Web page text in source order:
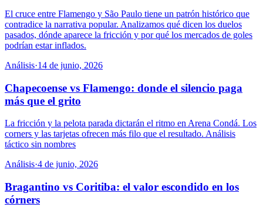
El cruce entre Flamengo y São Paulo tiene un patrón histórico que
contradice la narrativa popular. Analizamos qué dicen los duelos
pasados, dónde aparece la fricción y por qué los mercados de goles
podrían estar inflados.
Análisis·14 de junio, 2026
Chapecoense vs Flamengo: donde el silencio paga
más que el grito
La fricción y la pelota parada dictarán el ritmo en Arena Condá. Los
corners y las tarjetas ofrecen más filo que el resultado. Análisis
táctico sin nombres
Análisis·4 de junio, 2026
Bragantino vs Coritiba: el valor escondido en los
córners